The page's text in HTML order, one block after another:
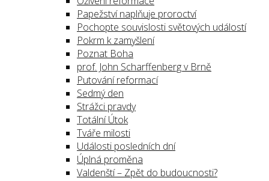
Papežství naplňuje proroctví
Pochopte souvislosti světových událostí
Pokrm k zamyšlení
Poznat Boha
prof. John Scharffenberg v Brně
Putování reformací
Sedmý den
Strážci pravdy
Totální Útok
Tváře milosti
Události posledních dní
Úplná proměna
Valdenští – Zpět do budoucnosti?